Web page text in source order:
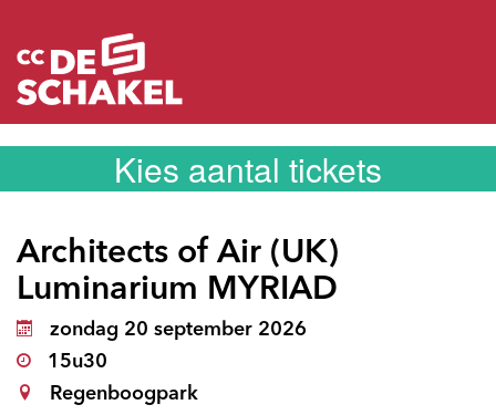
Kies aantal tickets
Architects of Air (UK)
Luminarium MYRIAD
zondag 20 september 2026
15u30
Regenboogpark